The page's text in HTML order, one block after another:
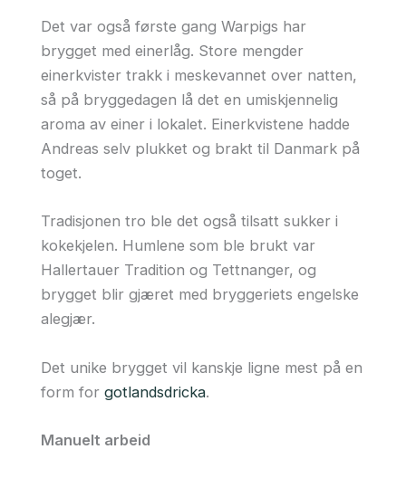
Det var også første gang Warpigs har
brygget med einerlåg. Store mengder
einerkvister trakk i meskevannet over natten,
så på bryggedagen lå det en umiskjennelig
aroma av einer i lokalet. Einerkvistene hadde
Andreas selv plukket og brakt til Danmark på
toget.
Tradisjonen tro ble det også tilsatt sukker i
kokekjelen. Humlene som ble brukt var
Hallertauer Tradition og Tettnanger, og
brygget blir gjæret med bryggeriets engelske
alegjær.
Det unike brygget vil kanskje ligne mest på en
form for gotlandsdricka.
Manuelt arbeid